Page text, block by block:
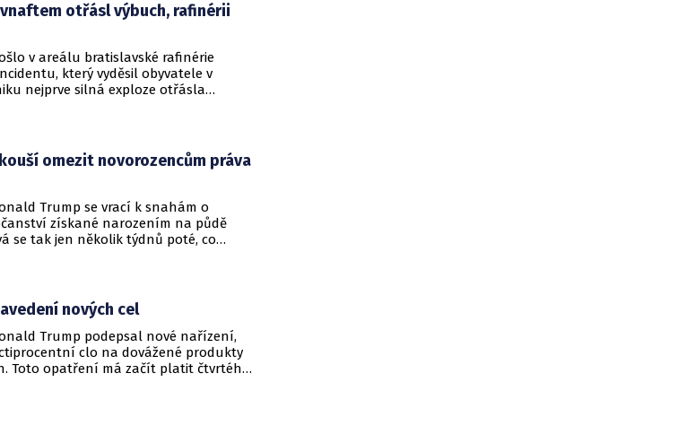
otřásl výbuch, rafinérii
v areálu bratislavské rafinérie
který vyděsil obyvatele v
nejprve silná exploze otřásla
omezit novorozencům práva
Trump se vrací k snahám o
získané narozením na půdě
se tak jen několik týdnů poté, co
nových cel
Trump podepsal nové nařízení,
clo na dovážené produkty
Toto opatření má začít platit čtvrtého